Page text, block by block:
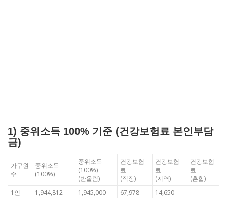
1) 중위소득 100% 기준 (건강보험료 본인부담
금)
가구원
수
중위소득
(100%)
중위소득
(100%)
(반올림)
건강보험
료
(직장)
건강보험
료
(지역)
건강보혐
료
(혼합)
1인
1,944,812 1,945,000 67,978 14,650
–